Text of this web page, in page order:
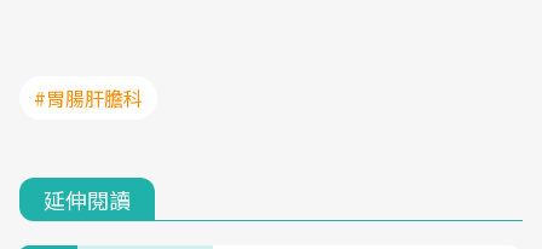
#胃腸肝膽科
延伸閱讀